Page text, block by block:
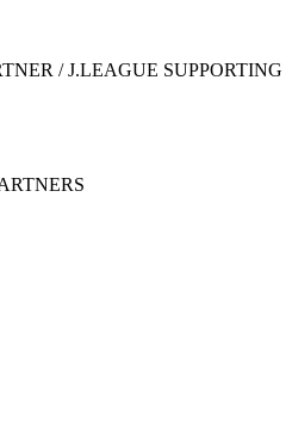
/ J.LEAGUE SUPPORTING